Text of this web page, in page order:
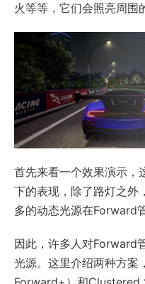
火等等，它们会照亮周围
首先来看一个效果演示，
下的表现，除了路灯之外
多的动态光源在Forward
因此，许多人对Forward
光源。这里介绍两种方案